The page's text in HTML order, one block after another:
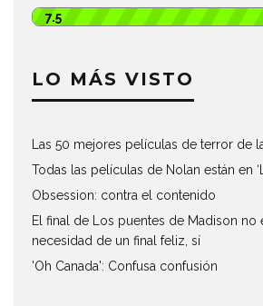
7.5
LO MÁS VISTO
Las 50 mejores películas de terror de
Todas las películas de Nolan están en
Obsession: contra el contenido
El final de Los puentes de Madison no
necesidad de un final feliz, sí
'Oh Canada': Confusa confusión